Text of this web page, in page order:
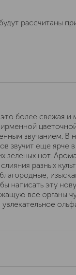
рассчитаны
более свежая и
звучанием. В
звучит еще ярче
зеленых нот.
разных
написать эту
все органы